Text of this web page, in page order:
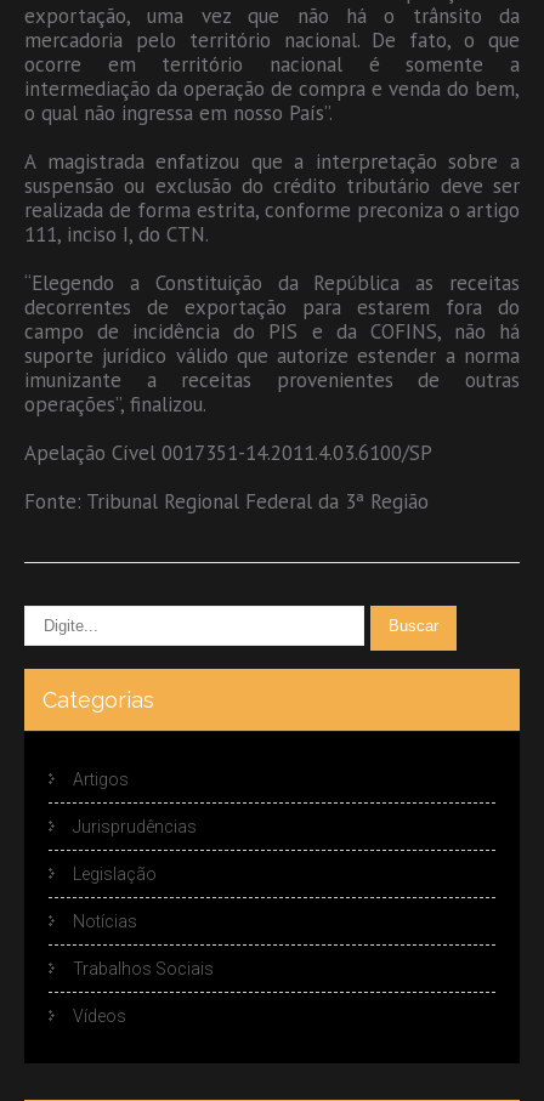
exportação, uma vez que não há o trânsito da
mercadoria pelo território nacional. De fato, o que
ocorre em território nacional é somente a
intermediação da operação de compra e venda do bem,
o qual não ingressa em nosso País”.
A magistrada enfatizou que a interpretação sobre a
suspensão ou exclusão do crédito tributário deve ser
realizada de forma estrita, conforme preconiza o artigo
111, inciso I, do CTN.
“Elegendo a Constituição da República as receitas
decorrentes de exportação para estarem fora do
campo de incidência do PIS e da COFINS, não há
suporte jurídico válido que autorize estender a norma
imunizante a receitas provenientes de outras
operações”, finalizou.
Apelação Cível 0017351-14.2011.4.03.6100/SP
Fonte: Tribunal Regional Federal da 3ª Região
Categorias
Artigos
Jurisprudências
Legislação
Notícias
Trabalhos Sociais
Vídeos